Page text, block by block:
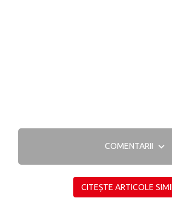
COMENTARII
CITEȘTE ARTICOLE